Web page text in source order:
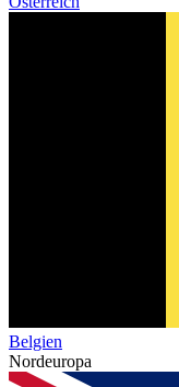
Belgien
Nordeuropa